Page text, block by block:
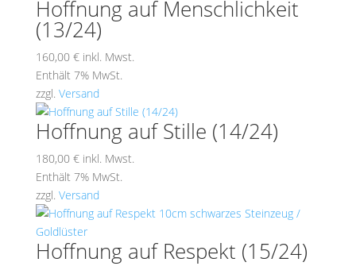
Hoffnung auf Menschlichkeit
(13/24)
160,00 € inkl. Mwst.
Enthält 7% MwSt.
zzgl. Versand
Hoffnung auf Stille (14/24)
180,00 € inkl. Mwst.
Enthält 7% MwSt.
zzgl. Versand
Hoffnung auf Respekt (15/24)